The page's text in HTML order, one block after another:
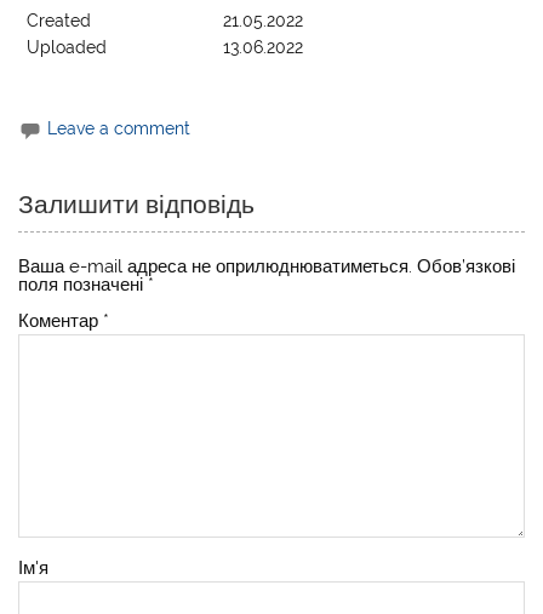
Created
21.05.2022
Uploaded
13.06.2022
Leave a comment
Залишити відповідь
Ваша e-mail адреса не оприлюднюватиметься. Обов’язкові
поля позначені *
Коментар *
Ім'я